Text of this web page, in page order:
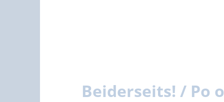
Beiderseits! / Po